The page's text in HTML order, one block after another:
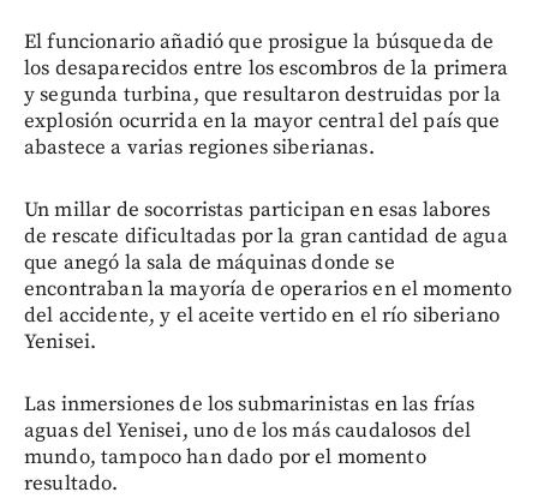
El funcionario añadió que prosigue la búsqueda de
los desaparecidos entre los escombros de la primera
y segunda turbina, que resultaron destruidas por la
explosión ocurrida en la mayor central del país que
abastece a varias regiones siberianas.
Un millar de socorristas participan en esas labores
de rescate dificultadas por la gran cantidad de agua
que anegó la sala de máquinas donde se
encontraban la mayoría de operarios en el momento
del accidente, y el aceite vertido en el río siberiano
Yenisei.
Las inmersiones de los submarinistas en las frías
aguas del Yenisei, uno de los más caudalosos del
mundo, tampoco han dado por el momento
resultado.